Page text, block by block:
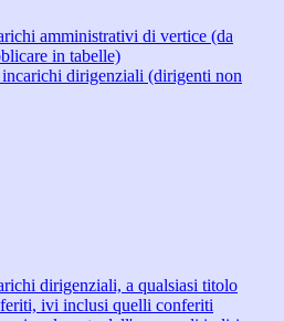
amministrativi di vertice (da
in tabelle)
dirigenziali (dirigenti non
dirigenziali, a qualsiasi titolo
ivi inclusi quelli conferiti